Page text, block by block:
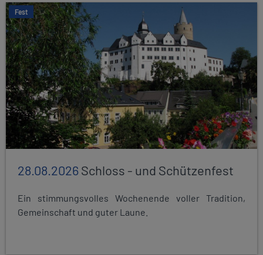
Fest
28.08.2026Schloss - und Schützenfest
Ein stimmungsvolles Wochenende voller Tradition,
Gemeinschaft und guter Laune.